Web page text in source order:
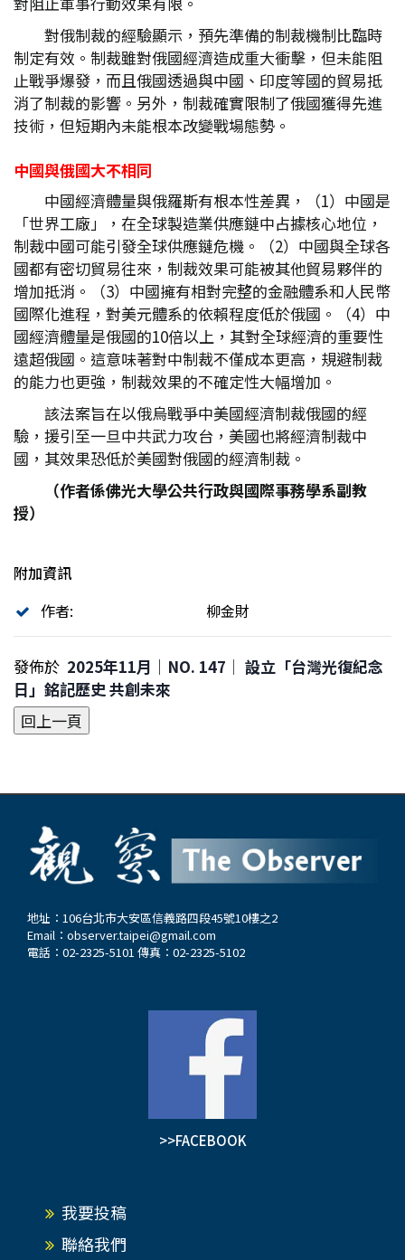
對俄制裁的經驗顯示，預先準備的制裁機制比臨時
制定有效。制裁雖對俄國經濟造成重大衝擊，但未能阻
止戰爭爆發，而且俄國透過與中國、印度等國的貿易抵
消了制裁的影響。另外，制裁確實限制了俄國獲得先進
技術，但短期內未能根本改變戰場態勢。
中國與俄國大不相同
中國經濟體量與俄羅斯有根本性差異，（1）中國是
「世界工廠」，在全球製造業供應鏈中占據核心地位，
制裁中國可能引發全球供應鏈危機。（2）中國與全球各
國都有密切貿易往來，制裁效果可能被其他貿易夥伴的
增加抵消。（3）中國擁有相對完整的金融體系和人民幣
國際化進程，對美元體系的依賴程度低於俄國。（4）中
國經濟體量是俄國的10倍以上，其對全球經濟的重要性
遠超俄國。這意味著對中制裁不僅成本更高，規避制裁
的能力也更強，制裁效果的不確定性大幅增加。
該法案旨在以俄烏戰爭中美國經濟制裁俄國的經
驗，援引至一旦中共武力攻台，美國也將經濟制裁中
國，其效果恐低於美國對俄國的經濟制裁。
（作者係佛光大學公共行政與國際事務學系副教
授）
附加資訊
作者:
柳金財
發佈於 2025年11月｜NO. 147│ 設立「台灣光復紀念
日」銘記歷史 共創未來
地址：106台北市大安區信義路四段45號10樓之2
Email： observer.taipei@gmail.com
電話：02-2325-5101 傳真：02-2325-5102
>>FACEBOOK
我要投稿
聯絡我們